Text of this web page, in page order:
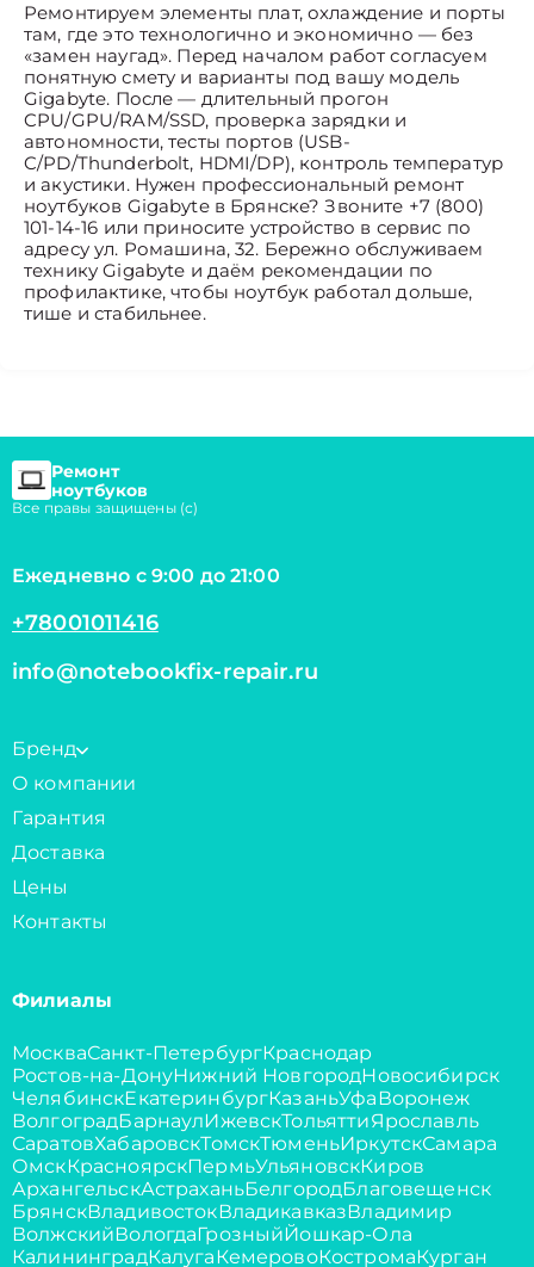
Ремонтируем элементы плат, охлаждение и порты
там, где это технологично и экономично — без
«замен наугад». Перед началом работ согласуем
понятную смету и варианты под вашу модель
Gigabyte. После — длительный прогон
CPU/GPU/RAM/SSD, проверка зарядки и
автономности, тесты портов (USB-
C/PD/Thunderbolt, HDMI/DP), контроль температур
и акустики. Нужен профессиональный ремонт
ноутбуков Gigabyte в Брянске? Звоните +7 (800)
101-14-16 или приносите устройство в сервис по
адресу ул. Ромашина, 32. Бережно обслуживаем
технику Gigabyte и даём рекомендации по
профилактике, чтобы ноутбук работал дольше,
тише и стабильнее.
Ремонт
ноутбуков
Все правы защищены (с)
Ежедневно с 9:00 до 21:00
+78001011416
info@notebookfix-repair.ru
Бренд
О компании
Гарантия
Доставка
Цены
Контакты
Филиалы
МоскваСанкт-ПетербургКраснодар
Ростов-на-ДонуНижний НовгородНовосибирск
ЧелябинскЕкатеринбургКазаньУфаВоронеж
ВолгоградБарнаулИжевскТольяттиЯрославль
СаратовХабаровскТомскТюменьИркутскСамара
ОмскКрасноярскПермьУльяновскКиров
АрхангельскАстраханьБелгородБлаговещенск
БрянскВладивостокВладикавказВладимир
ВолжскийВологдаГрозныйЙошкар-Ола
КалининградКалугаКемеровоКостромаКурган